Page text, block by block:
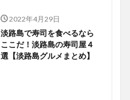
2022年4月29日
淡路島で寿司を食べるなら
ここだ！淡路島の寿司屋４
選【淡路島グルメまとめ】